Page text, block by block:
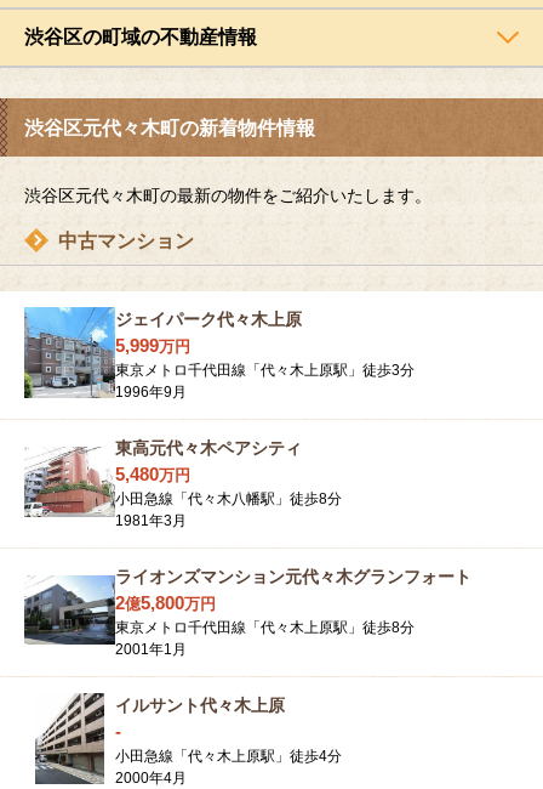
渋谷区の町域の不動産情報
渋谷区元代々木町の新着物件情報
渋谷区元代々木町の最新の物件をご紹介いたします。
中古マンション
ジェイパーク代々木上原
5,999万円
東京メトロ千代田線「代々木上原駅」徒歩3分
1996年9月
東高元代々木ペアシティ
5,480万円
小田急線「代々木八幡駅」徒歩8分
1981年3月
ライオンズマンション元代々木グランフォート
2億5,800万円
東京メトロ千代田線「代々木上原駅」徒歩8分
2001年1月
イルサント代々木上原
-
小田急線「代々木上原駅」徒歩4分
2000年4月